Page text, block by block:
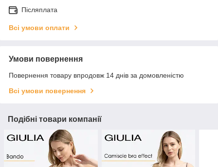
Післяплата
Всі умови оплати
Умови повернення
Повернення товару впродовж 14 днів за домовленістю
Всі умови повернення
Подібні товари компанії